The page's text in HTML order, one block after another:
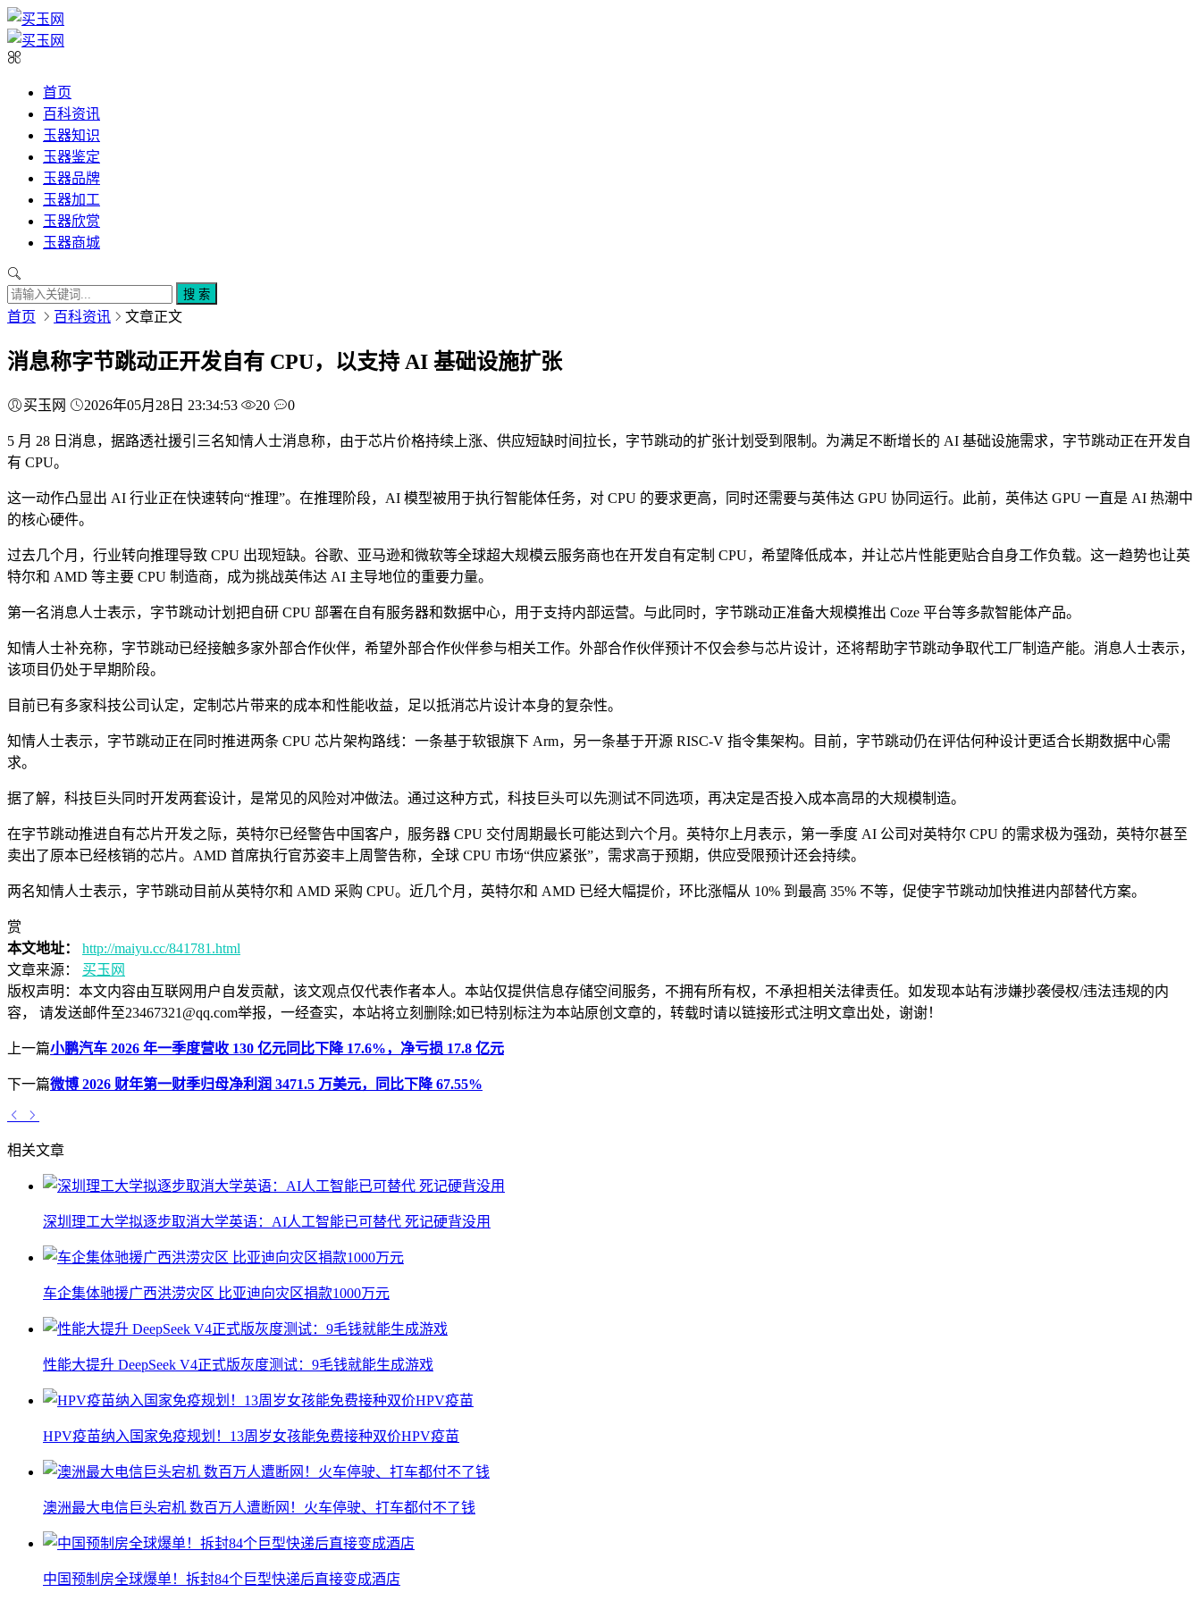
首页
百科资讯
玉器知识
玉器鉴定
玉器品牌
玉器加工
玉器欣赏
玉器商城
搜 索
首页 百科资讯 文章正文
消息称字节跳动正开发自有 CPU，以支持 AI 基础设施扩张
买玉网 2026年05月28日 23:34:53 20 0
5 月 28 日消息，据路透社援引三名知情人士消息称，由于芯片价格持续上涨、供应短缺时间拉长，字节跳动的扩张计划受到限制。为满足不断增长的 AI 基础设施需求，字节跳动正在开发自
有 CPU。
这一动作凸显出 AI 行业正在快速转向“推理”。在推理阶段，AI 模型被用于执行智能体任务，对 CPU 的要求更高，同时还需要与英伟达 GPU 协同运行。此前，英伟达 GPU 一直是 AI 热潮中
的核心硬件。
过去几个月，行业转向推理导致 CPU 出现短缺。谷歌、亚马逊和微软等全球超大规模云服务商也在开发自有定制 CPU，希望降低成本，并让芯片性能更贴合自身工作负载。这一趋势也让英
特尔和 AMD 等主要 CPU 制造商，成为挑战英伟达 AI 主导地位的重要力量。
第一名消息人士表示，字节跳动计划把自研 CPU 部署在自有服务器和数据中心，用于支持内部运营。与此同时，字节跳动正准备大规模推出 Coze 平台等多款智能体产品。
知情人士补充称，字节跳动已经接触多家外部合作伙伴，希望外部合作伙伴参与相关工作。外部合作伙伴预计不仅会参与芯片设计，还将帮助字节跳动争取代工厂制造产能。消息人士表示，
该项目仍处于早期阶段。
目前已有多家科技公司认定，定制芯片带来的成本和性能收益，足以抵消芯片设计本身的复杂性。
知情人士表示，字节跳动正在同时推进两条 CPU 芯片架构路线：一条基于软银旗下 Arm，另一条基于开源 RISC-V 指令集架构。目前，字节跳动仍在评估何种设计更适合长期数据中心需
求。
据了解，科技巨头同时开发两套设计，是常见的风险对冲做法。通过这种方式，科技巨头可以先测试不同选项，再决定是否投入成本高昂的大规模制造。
在字节跳动推进自有芯片开发之际，英特尔已经警告中国客户，服务器 CPU 交付周期最长可能达到六个月。英特尔上月表示，第一季度 AI 公司对英特尔 CPU 的需求极为强劲，英特尔甚至
卖出了原本已经核销的芯片。AMD 首席执行官苏姿丰上周警告称，全球 CPU 市场“供应紧张”，需求高于预期，供应受限预计还会持续。
两名知情人士表示，字节跳动目前从英特尔和 AMD 采购 CPU。近几个月，英特尔和 AMD 已经大幅提价，环比涨幅从 10% 到最高 35% 不等，促使字节跳动加快推进内部替代方案。
赏
本文地址：
http://maiyu.cc/841781.html
文章来源：
买玉网
版权声明： 本文内容由互联网用户自发贡献，该文观点仅代表作者本人。本站仅提供信息存储空间服务，不拥有所有权，不承担相关法律责任。如发现本站有涉嫌抄袭侵权/违法违规的内
容， 请发送邮件至23467321@qq.com举报，一经查实，本站将立刻删除;如已特别标注为本站原创文章的，转载时请以链接形式注明文章出处，谢谢！
上一篇小鹏汽车 2026 年一季度营收 130 亿元同比下降 17.6%，净亏损 17.8 亿元
下一篇微博 2026 财年第一财季归母净利润 3471.5 万美元，同比下降 67.55%
相关文章
深圳理工大学拟逐步取消大学英语：AI人工智能已可替代 死记硬背没用
车企集体驰援广西洪涝灾区 比亚迪向灾区捐款1000万元
性能大提升 DeepSeek V4正式版灰度测试：9毛钱就能生成游戏
HPV疫苗纳入国家免疫规划！13周岁女孩能免费接种双价HPV疫苗
澳洲最大电信巨头宕机 数百万人遭断网！火车停驶、打车都付不了钱
中国预制房全球爆单！拆封84个巨型快递后直接变成酒店